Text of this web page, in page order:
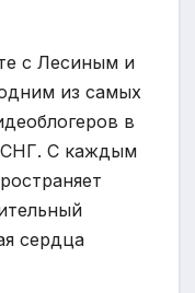
с Лесиным и
из самых
в
СНГ. С каждым
сердца